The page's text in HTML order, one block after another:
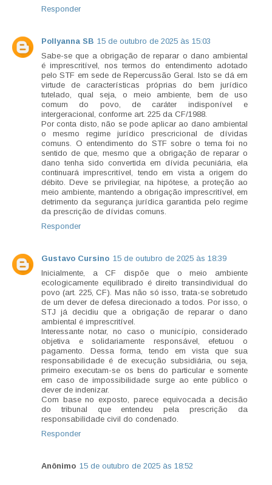
Responder
Pollyanna SB 15 de outubro de 2025 às 15:03
Sabe-se que a obrigação de reparar o dano ambiental
é imprescritível, nos termos do entendimento adotado
pelo STF em sede de Repercussão Geral. Isto se dá em
virtude de características próprias do bem jurídico
tutelado, qual seja, o meio ambiente, bem de uso
comum do povo, de caráter indisponível e
intergeracional, conforme art. 225 da CF/1988.
Por conta disto, não se pode aplicar ao dano ambiental
o mesmo regime jurídico prescricional de dívidas
comuns. O entendimento do STF sobre o tema foi no
sentido de que, mesmo que a obrigação de reparar o
dano tenha sido convertida em dívida pecuniária, ela
continuará imprescritível, tendo em vista a origem do
débito. Deve se privilegiar, na hipótese, a proteção ao
meio ambiente, mantendo a obrigação imprescritível, em
detrimento da segurança jurídica garantida pelo regime
da prescrição de dívidas comuns.
Responder
Gustavo Cursino 15 de outubro de 2025 às 18:39
Inicialmente, a CF dispõe que o meio ambiente
ecologicamente equilibrado é direito transindividual do
povo (art. 225, CF). Mas não só isso, trata-se sobretudo
de um dever de defesa direcionado a todos. Por isso, o
STJ já decidiu que a obrigação de reparar o dano
ambiental é imprescritível.
Interessante notar, no caso o município, considerado
objetiva e solidariamente responsável, efetuou o
pagamento. Dessa forma, tendo em vista que sua
responsabilidade é de execução subsidiária, ou seja,
primeiro executam-se os bens do particular e somente
em caso de impossibilidade surge ao ente público o
dever de indenizar.
Com base no exposto, parece equivocada a decisão
do tribunal que entendeu pela prescrição da
responsabilidade civil do condenado.
Responder
Anônimo 15 de outubro de 2025 às 18:52